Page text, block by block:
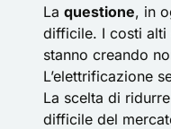
La questione, in
difficile. I costi alti
stanno creando
L’elettrificazione
La scelta di
difficile del